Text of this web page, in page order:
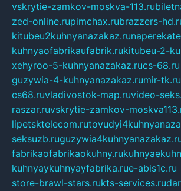
vskrytie-zamkov-moskva-113.ru
zed-online.rupimchax.rubrazzers-
kitubeu2kuhnyanazakaz.ru
kuhnyaofabrikaufabrik.rukitubeu-2-
xehyroo-5-kuhnyanazakaz.rucs-68.ru
guzywia-4-kuhnyanazakaz.rumir-tk.ru
cs68.ruvladivostok-map.ruvideo-
raszar.ruvskrytie-zamkov-
lipetsktelecom.ru
seksuzb.ru
fabrikaofabrikaokuhny.ru
kuhnyaykuhnyayfabrika.rue-abis1c.ru
store-brawl-stars.rukts-services.ru